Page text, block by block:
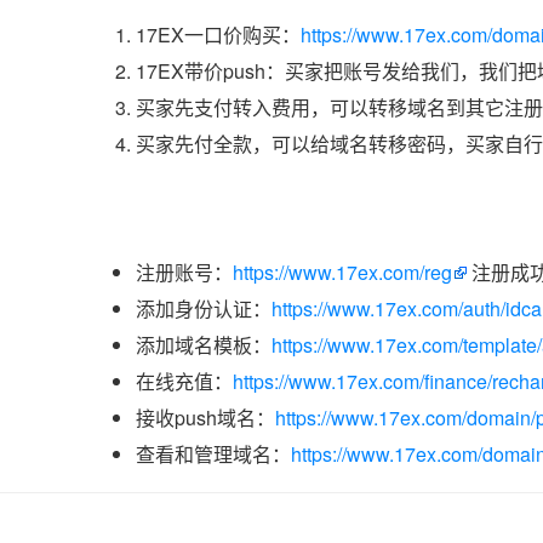
17EX一口价购买： https://www.17ex.com/
17EX带价push：买家把账号发给我们，我们
买家先支付转入费用，可以转移域名到其它注
买家先付全款，可以给域名转移密码，买家自
注册账号： https://www.17ex.com/reg
注册成
添加身份认证： https://www.17ex.com/auth/
添加域名模板： https://www.17ex.com/
在线充值： https://www.17ex.com/finance/
接收push域名： https://www.17ex.com/
查看和管理域名： https://www.17ex.com/